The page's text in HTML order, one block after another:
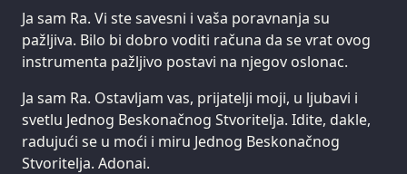
Ja sam Ra. Vi ste savesni i vaša poravnanja su
pažljiva. Bilo bi dobro voditi računa da se vrat ovog
instrumenta pažljivo postavi na njegov oslonac.
Ja sam Ra. Ostavljam vas, prijatelji moji, u ljubavi i
svetlu Jednog Beskonačnog Stvoritelja. Idite, dakle,
radujući se u moći i miru Jednog Beskonačnog
Stvoritelja. Adonai.